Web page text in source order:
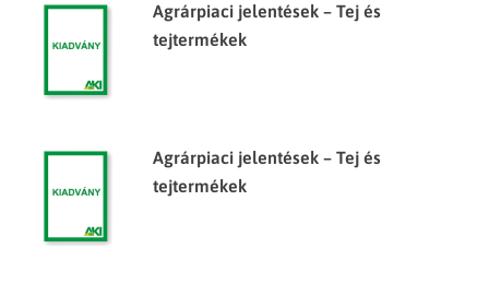
Agrárpiaci jelentések – Tej és
tejtermékek
Agrárpiaci jelentések – Tej és
tejtermékek